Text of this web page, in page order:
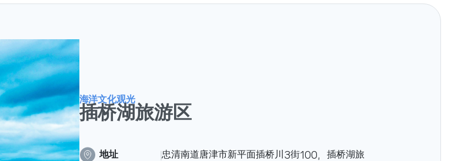
海洋文化观光
插桥湖旅游区
地址
忠清南道唐津市新平面插桥川3街100，插桥湖旅